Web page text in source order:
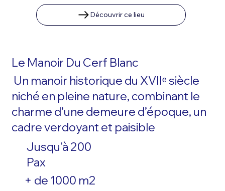
Découvrir ce lieu
Le Manoir Du Cerf Blanc
Un manoir historique du XVIIᵉ siècle
niché en pleine nature, combinant le
charme d’une demeure d’époque, un
cadre verdoyant et paisible
Jusqu'à 200
Pax
+ de 1000 m2